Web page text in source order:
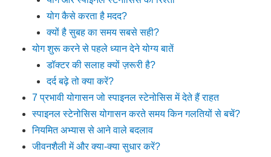
योग कैसे करता है मदद?
क्यों है सुबह का समय सबसे सही?
योग शुरू करने से पहले ध्यान देने योग्य बातें
डॉक्टर की सलाह क्यों ज़रूरी है?
दर्द बढ़े तो क्या करें?
7 प्रभावी योगासन जो स्पाइनल स्टेनोसिस में देते हैं राहत
स्पाइनल स्टेनोसिस योगासन करते समय किन गलतियों से बचें?
नियमित अभ्यास से आने वाले बदलाव
जीवनशैली में और क्या-क्या सुधार करें?